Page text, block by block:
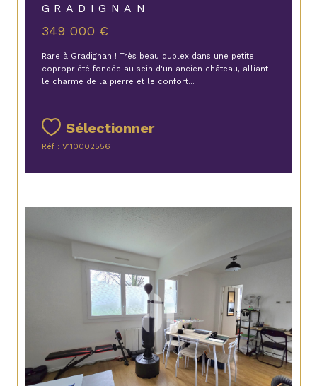
GRADIGNAN
349 000 €
Rare à Gradignan ! Très beau duplex dans une petite
copropriété fondée au sein d'un ancien château, alliant
le charme de la pierre et le confort...
Sélectionner
Réf : V110002556